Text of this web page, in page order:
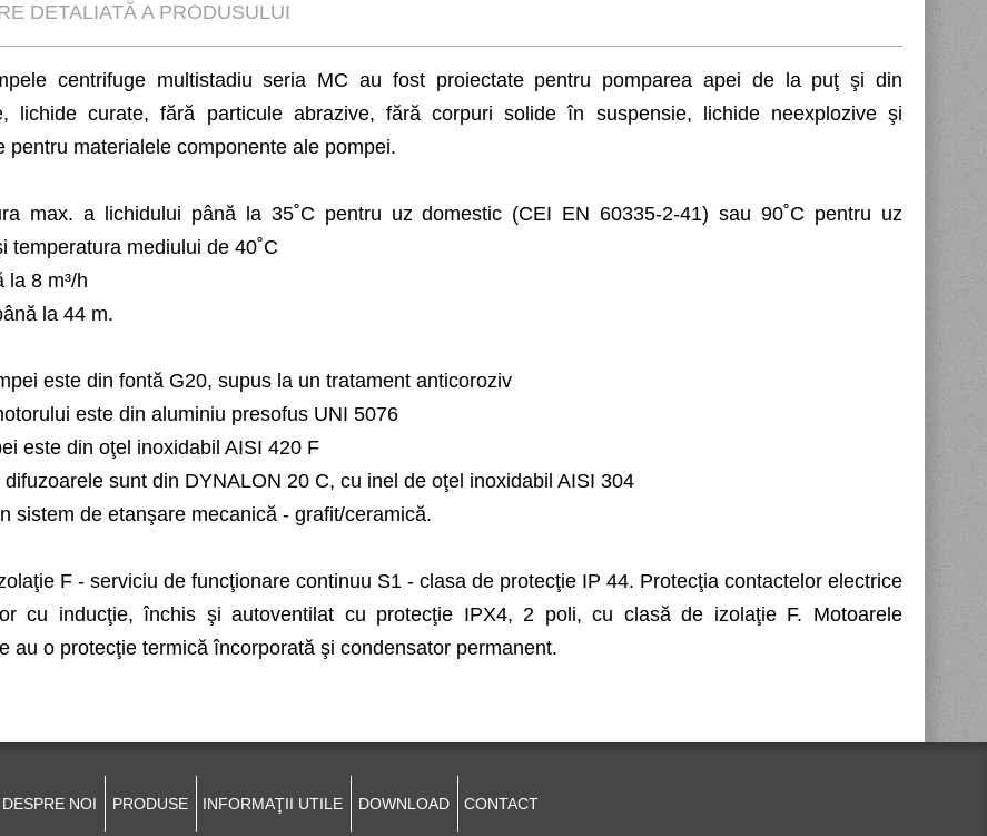
DETALIATĂ A PRODUSULUI
centrifuge multistadiu seria MC au fost proiectate pentru pomparea apei de la puţ şi din
lichide curate, fără particule abrazive, fără corpuri solide în suspensie, lichide neexplozive şi
pentru materialele componente ale pompei.
max. a lichidului până la 35˚C pentru uz domestic (CEI EN 60335-2-41) sau 90˚C pentru uz
temperatura mediului de 40˚C
la 8 m³/h
la 44 m.
este din fontă G20, supus la un tratament anticoroziv
este din aluminiu presofus UNI 5076
este din oţel inoxidabil AISI 420 F
difuzoarele sunt din DYNALON 20 C, cu inel de oţel inoxidabil AISI 304
sistem de etanşare mecanică - grafit/ceramică.
F - serviciu de funcţionare continuu S1 - clasa de protecţie IP 44. Protecţia contactelor electrice
cu inducţie, închis şi autoventilat cu protecţie IPX4, 2 poli, cu clasă de izolaţie F. Motoarele
au o protecţie termică încorporată şi condensator permanent.
DESPRE NOI PRODUSE INFORMAŢII UTILE DOWNLOAD CONTACT